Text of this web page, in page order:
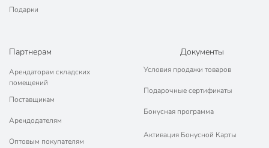
Подарки
Партнерам
Арендаторам складских
помещений
Поставщикам
Арендодателям
Оптовым покупателям
Документы
Условия продажи товаров
Подарочные сертификаты
Бонусная программа
Активация Бонусной Карты